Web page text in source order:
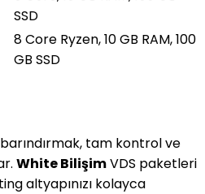
SSD
8 Core Ryzen, 10 GB RAM, 100
GB SSD
tam kontrol ve
White BilişimVDS paketleri
altyapınızı kolayca